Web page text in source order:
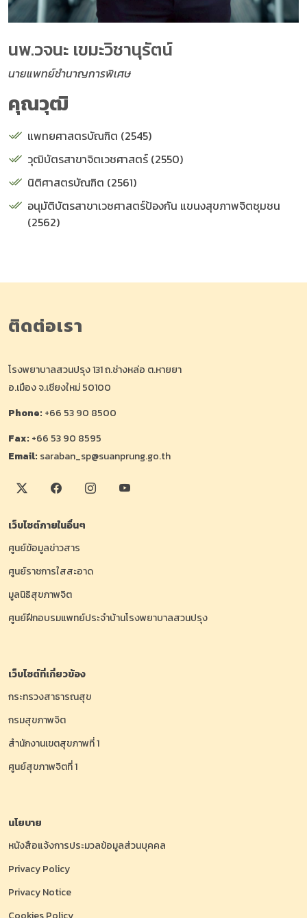
นพ.วจนะ เขมะวิชานุรัตน์
นายแพทย์ชำนาญการพิเศษ
คุณวุฒิ
แพทยศาสตรบัณฑิต (2545)
วุฒิบัตรสาขาจิตเวชศาสตร์ (2550)
นิติศาสตรบัณฑิต (2561)
อนุมัติบัตรสาขาเวชศาสตร์ป้องกัน แขนงสุขภาพจิตชุมชน
(2562)
ติดต่อเรา
โรงพยาบาลสวนปรุง 131 ถ.ช่างหล่อ ต.หายยา
อ.เมือง จ.เชียงใหม่ 50100
Phone: +66 53 90 8500
Fax: +66 53 90 8595
Email: saraban_sp@suanprung.go.th
เว็บไซต์ภายในอื่นๆ
ศูนย์ข้อมูลข่าวสาร
ศูนย์ราชการใสสะอาด
มูลนิธิสุขภาพจิต
ศูนย์ฝึกอบรมแพทย์ประจำบ้านโรงพยาบาลสวนปรุง
เว็บไซต์ที่เกี่ยวข้อง
กระทรวงสาธารณสุข
กรมสุขภาพจิต
สำนักงานเขตสุขภาพที่ 1
ศูนย์สุขภาพจิตที่ 1
นโยบาย
หนังสือแจ้งการประมวลข้อมูลส่วนบุคคล
Privacy Policy
Privacy Notice